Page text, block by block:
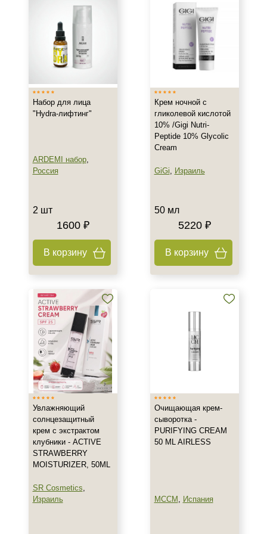
Назначение против
Возрастные изменения
Воспаление
Применение
Результат
Защита
Защита от УФ-лучей
Показать еще
Область применения
Веки
Декольте
Показать еще
Объём
1 шт
2 шт
20 мл
Показать еще
Ингредиенты
DMAE
EGF
Набор для лица
"Hydra-лифтинг"
ARDEMI набор,
Россия
2 шт
1600 ₽
В корзину
Крем ночной с
гликолевой кислотой
10% /Gigi Nutri-
Peptide 10% Glycolic
Cream
GiGi, Израиль
50 мл
5220 ₽
В корзину
Увлажняющий
солнцезащитный
крем с экстрактом
клубники - ACTIVE
STRAWBERRY
MOISTURIZER, 50ML
SR Cosmetics,
Израиль
Очищающая крем-
сыворотка -
PURIFYING CREAM
50 ML AIRLESS
MCCM , Испания